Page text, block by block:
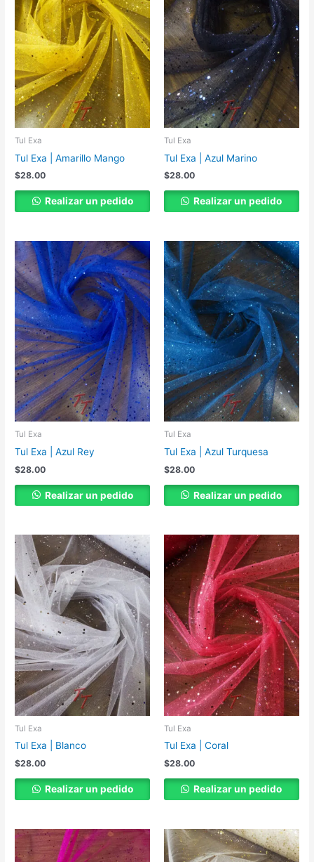
Tul Exa
Tul Exa | Amarillo Mango
$28.00
Realizar un pedido
Tul Exa
Tul Exa | Azul Marino
$28.00
Realizar un pedido
Tul Exa
Tul Exa | Azul Rey
$28.00
Realizar un pedido
Tul Exa
Tul Exa | Azul Turquesa
$28.00
Realizar un pedido
Tul Exa
Tul Exa | Blanco
$28.00
Realizar un pedido
Tul Exa
Tul Exa | Coral
$28.00
Realizar un pedido